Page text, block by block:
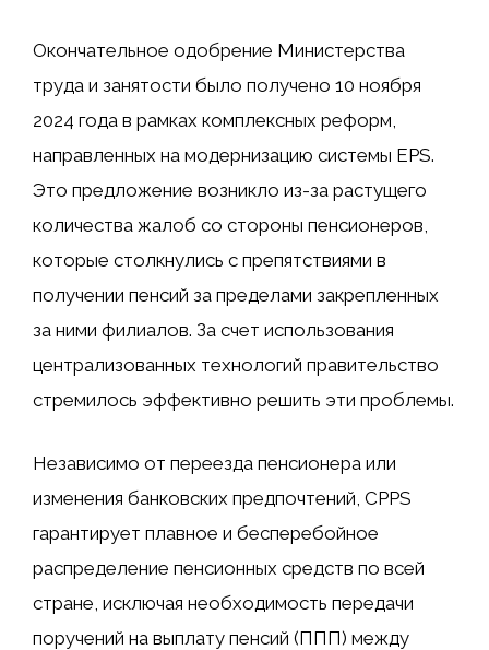
Окончательное одобрение Министерства
труда и занятости было получено 10 ноября
2024 года в рамках комплексных реформ,
направленных на модернизацию системы EPS.
Это предложение возникло из-за растущего
количества жалоб со стороны пенсионеров,
которые столкнулись с препятствиями в
получении пенсий за пределами закрепленных
за ними филиалов. За счет использования
централизованных технологий правительство
стремилось эффективно решить эти проблемы.
Независимо от переезда пенсионера или
изменения банковских предпочтений, CPPS
гарантирует плавное и бесперебойное
распределение пенсионных средств по всей
стране, исключая необходимость передачи
поручений на выплату пенсий (ППП) между